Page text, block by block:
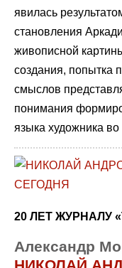
явилась
становления
живописной
создания, попытка
смыслов
понимания
языка художника
20 ЛЕТ ЖУРНАЛУ
Александр